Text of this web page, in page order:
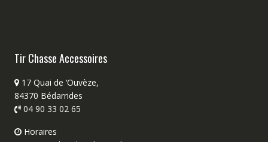
Tir Chasse Accessoires
17 Quai de ‘Ouvèze,
84370 Bédarrides
04 90 33 02 65
Horaires